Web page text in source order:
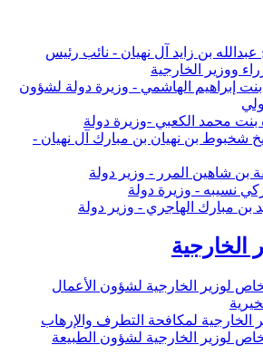
بن زايد آل نهيان - نائب رئيس
ووزير الخارجية
إبراهيم الهاشمي - وزيرة دولة لشؤون
بنت محمد الكعبي -وزيرة دولة
شخبوط بن نهيان بن مبارك آل نهيان -
بن شاهين المرر - وزير دولة
زكي نسيبه - وزيرة دولة
بن مبارك الهاجري - وزير دولة
الخارجية
لوزير الخارجية لشؤون الأعمال
الخارجية لمكافحة التطرف والإرهاب
لوزير الخارجية لشؤون الطبيعة